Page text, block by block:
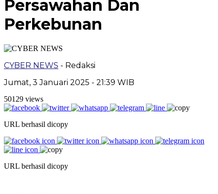
Persawahan Dan
Perkebunan
CYBER NEWS - Redaksi
Jumat, 3 Januari 2025 - 21:39 WIB
50129 views
URL berhasil dicopy
URL berhasil dicopy